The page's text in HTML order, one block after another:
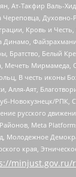
Ат-Такфир Валь-
Череповца,
Кровь и
Динамо,
Братство, Белый
Мечеть Мирмамеда,
В честь иконы
Алля-Аят,
Новокузнецк/РПК,
русского
Meta
Молодежное
края,
minjust.gov.ru/